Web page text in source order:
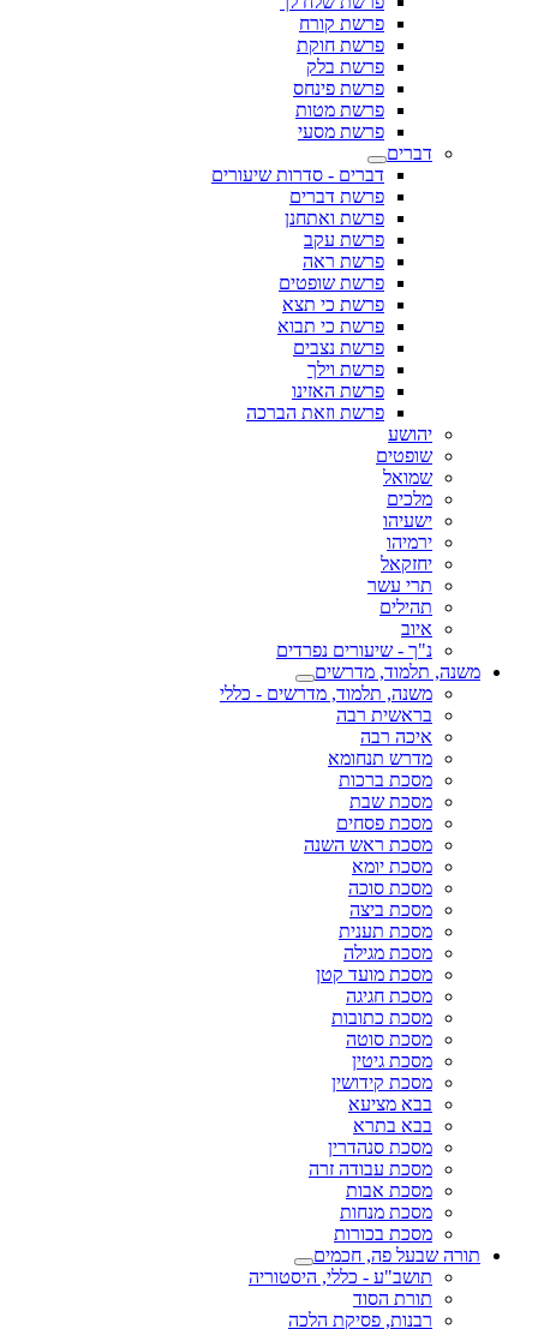
פרשת קורח
פרשת חוקת
פרשת בלק
פרשת פינחס
פרשת מטות
פרשת מסעי
דברים
דברים - סדרות שיעורים
פרשת דברים
פרשת ואתחנן
פרשת עקב
פרשת ראה
פרשת שופטים
פרשת כי תצא
פרשת כי תבוא
פרשת נצבים
פרשת וילך
פרשת האזינו
פרשת וזאת הברכה
יהושע
שופטים
שמואל
מלכים
ישעיהו
ירמיהו
יחזקאל
תרי עשר
תהילים
איוב
נ"ך - שיעורים נפרדים
משנה, תלמוד, מדרשים
משנה, תלמוד, מדרשים - כללי
בראשית רבה
איכה רבה
מדרש תנחומא
מסכת ברכות
מסכת שבת
מסכת פסחים
מסכת ראש השנה
מסכת יומא
מסכת סוכה
מסכת ביצה
מסכת תענית
מסכת מגילה
מסכת מועד קטן
מסכת חגיגה
מסכת כתובות
מסכת סוטה
מסכת גיטין
מסכת קידושין
בבא מציעא
בבא בתרא
מסכת סנהדרין
מסכת עבודה זרה
מסכת אבות
מסכת מנחות
מסכת בכורות
תורה שבעל פה, חכמים
תושב"ע - כללי, היסטוריה
תורת הסוד
רבנות, פסיקת הלכה